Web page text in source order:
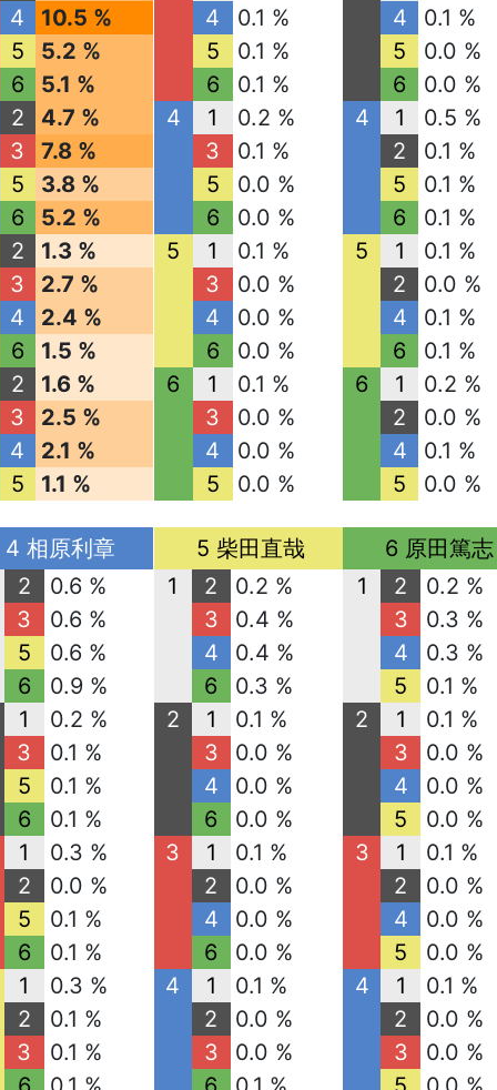
4
10.5 %
5
5.2 %
6
5.1 %
2
4.7 %
3
7.8 %
5
3.8 %
6
5.2 %
2
1.3 %
3
2.7 %
4
2.4 %
6
1.5 %
2
1.6 %
3
2.5 %
4
2.1 %
5
1.1 %
4
0.1 %
5
0.1 %
6
0.1 %
4
1
0.2 %
3
0.1 %
5
0.0 %
6
0.0 %
5
1
0.1 %
3
0.0 %
4
0.0 %
6
0.0 %
6
1
0.1 %
3
0.0 %
4
0.0 %
5
0.0 %
4
0.1 %
5
0.0 %
6
0.0 %
4
1
0.5 %
2
0.1 %
5
0.1 %
6
0.1 %
5
1
0.1 %
2
0.0 %
4
0.1 %
6
0.1 %
6
1
0.2 %
2
0.0 %
4
0.1 %
5
0.0 %
4 相原利章
2
0.6 %
3
0.6 %
5
0.6 %
6
0.9 %
1
0.2 %
3
0.1 %
5
0.1 %
6
0.1 %
1
0.3 %
2
0.0 %
5
0.1 %
6
0.1 %
1
0.3 %
2
0.1 %
3
0.1 %
5 柴田直哉
1
2
0.2 %
3
0.4 %
4
0.4 %
6
0.3 %
2
1
0.1 %
3
0.0 %
4
0.0 %
6
0.0 %
3
1
0.1 %
2
0.0 %
4
0.0 %
6
0.0 %
4
1
0.1 %
2
0.0 %
3
0.0 %
6 原田篤志
1
2
0.2 %
3
0.3 %
4
0.3 %
5
0.1 %
2
1
0.1 %
3
0.0 %
4
0.0 %
5
0.0 %
3
1
0.1 %
2
0.0 %
4
0.0 %
5
0.0 %
4
1
0.1 %
2
0.0 %
3
0.0 %